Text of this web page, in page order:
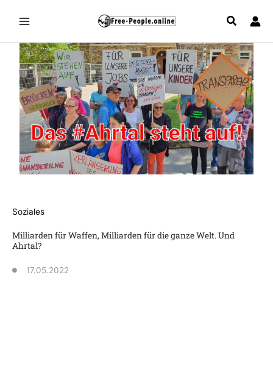
Inhalt
Soziales
Milliarden für Waffen, Milliarden für die ganze Welt. Und
Ahrtal?
17.05.2022